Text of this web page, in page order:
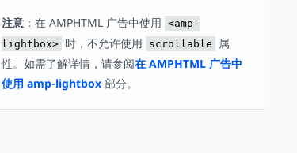
注意：在 AMPHTML 广告中使用 <amp-
lightbox>
时，不允许使用 scrollable
属
性。如需了解详情，请参阅在 AMPHTML 广告中
使用 amp-lightbox部分。